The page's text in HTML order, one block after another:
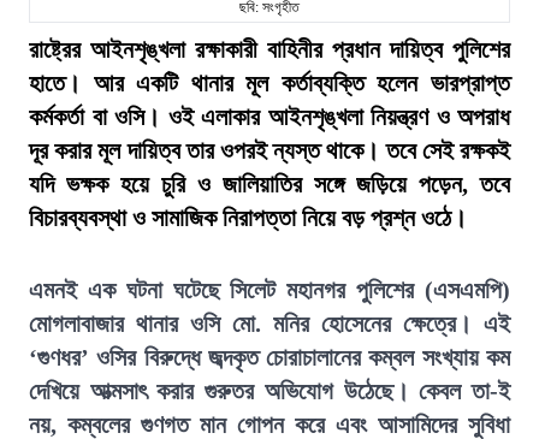
ছবি: সংগৃহীত
রাষ্ট্রের আইনশৃঙ্খলা রক্ষাকারী বাহিনীর প্রধান দায়িত্ব পুলিশের
হাতে। আর একটি থানার মূল কর্তাব্যক্তি হলেন ভারপ্রাপ্ত
কর্মকর্তা বা ওসি। ওই এলাকার আইনশৃঙ্খলা নিয়ন্ত্রণ ও অপরাধ
দূর করার মূল দায়িত্ব তার ওপরই ন্যস্ত থাকে। তবে সেই রক্ষকই
যদি ভক্ষক হয়ে চুরি ও জালিয়াতির সঙ্গে জড়িয়ে পড়েন, তবে
বিচারব্যবস্থা ও সামাজিক নিরাপত্তা নিয়ে বড় প্রশ্ন ওঠে।
এমনই এক ঘটনা ঘটেছে সিলেট মহানগর পুলিশের (এসএমপি)
মোগলাবাজার থানার ওসি মো. মনির হোসেনের ক্ষেত্রে। এই
‘গুণধর’ ওসির বিরুদ্ধে জব্দকৃত চোরাচালানের কম্বল সংখ্যায় কম
দেখিয়ে আত্মসাৎ করার গুরুতর অভিযোগ উঠেছে। কেবল তা-ই
নয়, কম্বলের গুণগত মান গোপন করে এবং আসামিদের সুবিধা